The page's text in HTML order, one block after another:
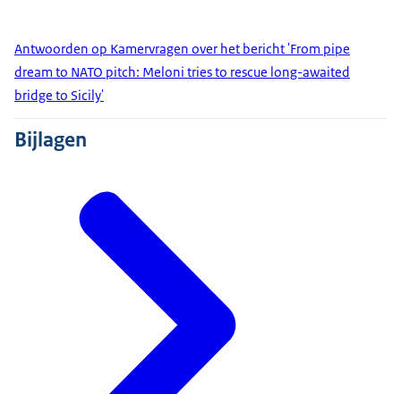
Antwoorden op Kamervragen over het bericht 'From pipe
dream to NATO pitch: Meloni tries to rescue long-awaited
bridge to Sicily'
Bijlagen